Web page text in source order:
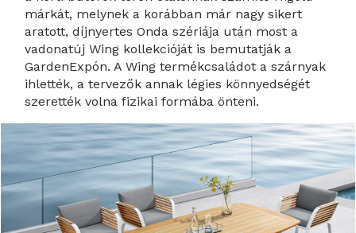
márkát, melynek a korábban már nagy sikert
aratott, díjnyertes Onda szériája után most a
vadonatúj Wing kollekcióját is bemutatják a
GardenExpón. A Wing termékcsaládot a szárnyak
ihlették, a tervezők annak légies könnyedségét
szerették volna fizikai formába önteni.